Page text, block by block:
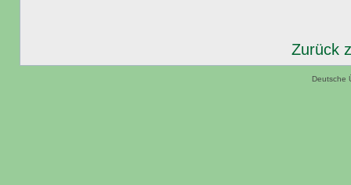
Zurück
Deutsche